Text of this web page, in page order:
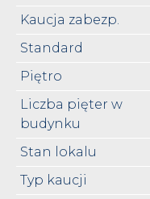
Kaucja zabezp.
Standard
Piętro
Liczba pięter w
budynku
Stan lokalu
Typ kaucji